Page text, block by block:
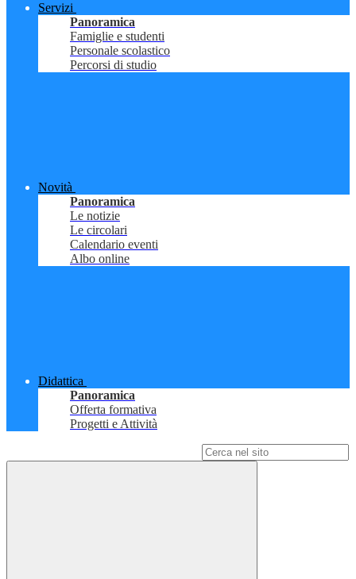
Servizi
Panoramica
Famiglie e studenti
Personale scolastico
Percorsi di studio
Novità
Panoramica
Le notizie
Le circolari
Calendario eventi
Albo online
Didattica
Panoramica
Offerta formativa
Progetti e Attività